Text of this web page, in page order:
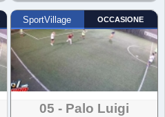
SportVillage OCCASIONE
05 - Palo Luigi